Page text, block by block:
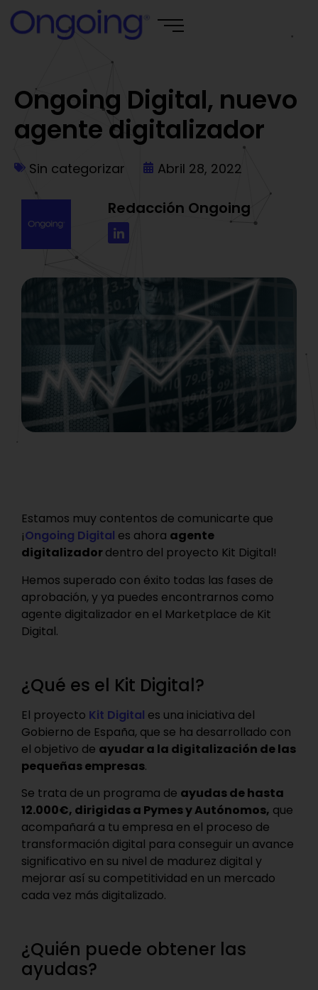
Ongoing Digital, nuevo
agente digitalizador
Sin categorizar Abril 28, 2022
Redacción Ongoing
Estamos muy contentos de comunicarte que
¡Ongoing Digital es ahora agente
digitalizadordentro del proyecto Kit Digital!
Hemos superado con éxito todas las fases de
aprobación, y ya puedes encontrarnos como
agente digitalizador en el Marketplace de Kit
Digital.
¿Qué es el Kit Digital?
El proyecto Kit Digital es una iniciativa del
Gobierno de España, que se ha desarrollado con
el objetivo de ayudar a la digitalización de las
pequeñas empresas.
Se trata de un programa de ayudas de hasta
12.000€, dirigidas a Pymes y Autónomos, que
acompañará a tu empresa en el proceso de
transformación digital para conseguir un avance
significativo en su nivel de madurez digital y
mejorar así su competitividad en un mercado
cada vez más digitalizado.
¿Quién puede obtener las
ayudas?